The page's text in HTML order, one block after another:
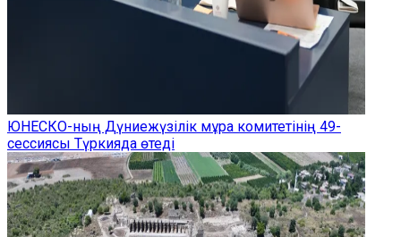
ЮНЕСКО-ның Дүниежүзілік мұра комитетінің 49-
сессиясы Түркияда өтеді